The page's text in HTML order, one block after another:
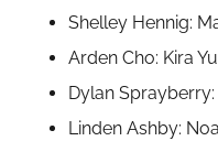
Shelley Hennig:
Arden Cho: Kira
Dylan
Linden Ashby: